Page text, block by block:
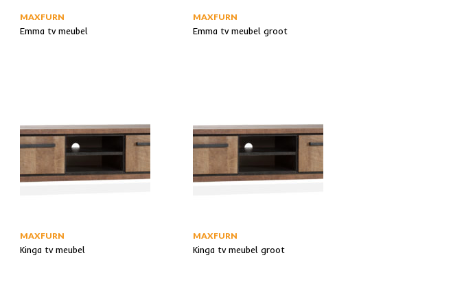
MAXFURN
Emma tv meubel
MAXFURN
Emma tv meubel groot
MAXFURN
Kinga tv meubel
MAXFURN
Kinga tv meubel groot